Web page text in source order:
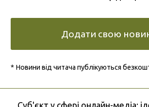
Додати свою
* Новини від читача публікуються
Cуб'єкт у сфері онлайн-медіа;